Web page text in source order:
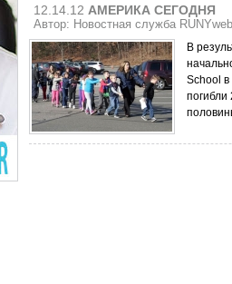
12.14.12 АМЕРИКА СЕГОДНЯ
Автор: Новостная служба RUNYweb
В
School в
погибли